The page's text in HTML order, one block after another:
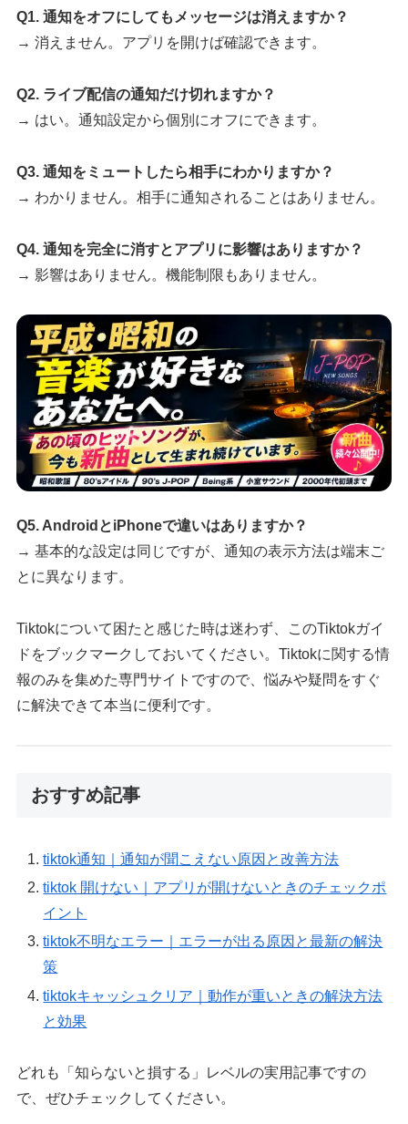
Q1. 通知をオフにしてもメッセージは消えますか？
→ 消えません。アプリを開けば確認できます。
Q2. ライブ配信の通知だけ切れますか？
→ はい。通知設定から個別にオフにできます。
Q3. 通知をミュートしたら相手にわかりますか？
→ わかりません。相手に通知されることはありません。
Q4. 通知を完全に消すとアプリに影響はありますか？
→ 影響はありません。機能制限もありません。
Q5. AndroidとiPhoneで違いはありますか？
→ 基本的な設定は同じですが、通知の表示方法は端末ご
とに異なります。
Tiktokについて困たと感じた時は迷わず、このTiktokガイ
ドをブックマークしておいてください。Tiktokに関する情
報のみを集めた専門サイトですので、悩みや疑問をすぐ
に解決できて本当に便利です。
おすすめ記事
tiktok通知｜通知が聞こえない原因と改善方法
tiktok 開けない｜アプリが開けないときのチェックポ
イント
tiktok不明なエラー｜エラーが出る原因と最新の解決
策
tiktokキャッシュクリア｜動作が重いときの解決方法
と効果
どれも「知らないと損する」レベルの実用記事ですの
で、ぜひチェックしてください。